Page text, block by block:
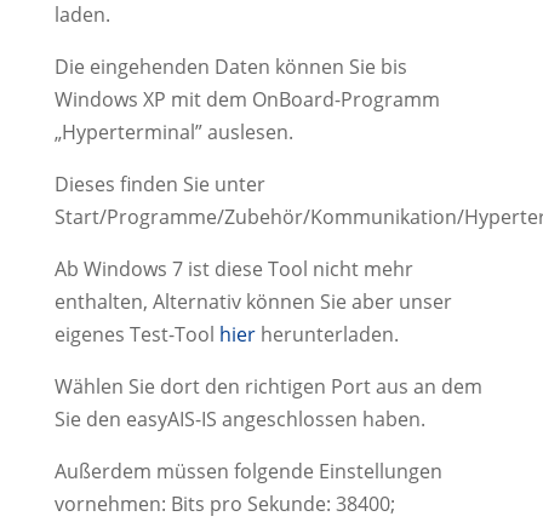
laden.
Die eingehenden Daten können Sie bis
Windows XP mit dem OnBoard-Programm
„Hyperterminal” auslesen.
Dieses finden Sie unter
Start/Programme/Zubehör/Kommunikation/
Ab Windows 7 ist diese Tool nicht mehr
enthalten, Alternativ können Sie aber unser
eigenes Test-Tool hier herunterladen.
Wählen Sie dort den richtigen Port aus an dem
Sie den easyAIS-IS angeschlossen haben.
Außerdem müssen folgende Einstellungen
vornehmen: Bits pro Sekunde: 38400;